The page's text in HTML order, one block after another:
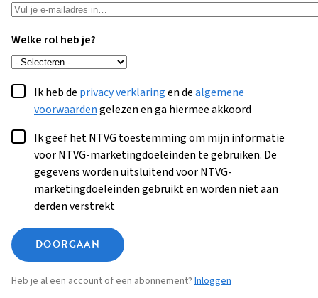
Welke rol heb je?
Ik heb de privacy verklaringen dealgemene
voorwaardengelezen en ga hiermee akkoord
Ik geef het NTVG toestemming om mijn informatie
voor NTVG-marketingdoeleinden te gebruiken. De
gegevens worden uitsluitend voor NTVG-
marketingdoeleinden gebruikt en worden niet aan
derden verstrekt
DOORGAAN
Heb je al een account of een abonnement? Inloggen